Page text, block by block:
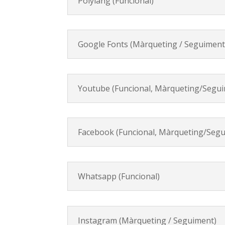
Google Fonts (Màrqueting /
Youtube (Funcional, Màrqueting/
Facebook (Funcional, Màrqueting/
Whatsapp (Funcional)
Instagram (Màrqueting / Seguiment)